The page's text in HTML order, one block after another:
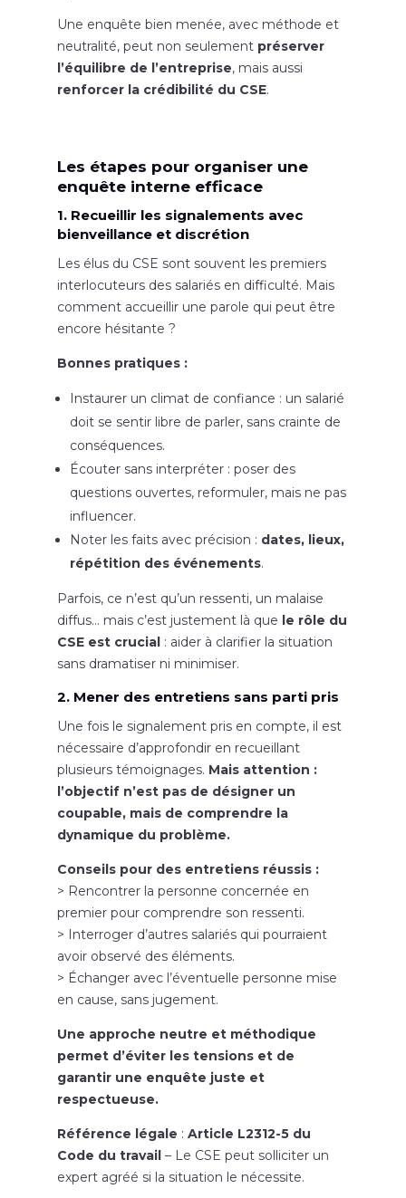
Une enquête bien menée, avec méthode et
neutralité, peut non seulement préserver
l’équilibre de l’entreprise, mais aussi
renforcer la crédibilité du CSE.
Les étapes pour organiser une
enquête interne efficace
1. Recueillir les signalements avec
bienveillance et discrétion
Les élus du CSE sont souvent les premiers
interlocuteurs des salariés en difficulté. Mais
comment accueillir une parole qui peut être
encore hésitante ?
Bonnes pratiques :
Instaurer un climat de confiance : un salarié
doit se sentir libre de parler, sans crainte de
conséquences.
Écouter sans interpréter : poser des
questions ouvertes, reformuler, mais ne pas
influencer.
Noter les faits avec précision : dates, lieux,
répétition des événements.
Parfois, ce n’est qu’un ressenti, un malaise
diffus… mais c’est justement là que le rôle du
CSE est crucial : aider à clarifier la situation
sans dramatiser ni minimiser.
2. Mener des entretiens sans parti pris
Une fois le signalement pris en compte, il est
nécessaire d’approfondir en recueillant
plusieurs témoignages. Mais attention :
l’objectif n’est pas de désigner un
coupable, mais de comprendre la
dynamique du problème.
Conseils pour des entretiens réussis :
> Rencontrer la personne concernée en
premier pour comprendre son ressenti.
> Interroger d’autres salariés qui pourraient
avoir observé des éléments.
> Échanger avec l’éventuelle personne mise
en cause, sans jugement.
Une approche neutre et méthodique
permet d’éviter les tensions et de
garantir une enquête juste et
respectueuse.
Référence légale : Article L2312-5 du
Code du travail – Le CSE peut solliciter un
expert agréé si la situation le nécessite.